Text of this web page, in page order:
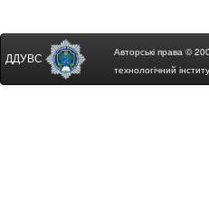
ДДУВС
Авторські права ©
технологічний